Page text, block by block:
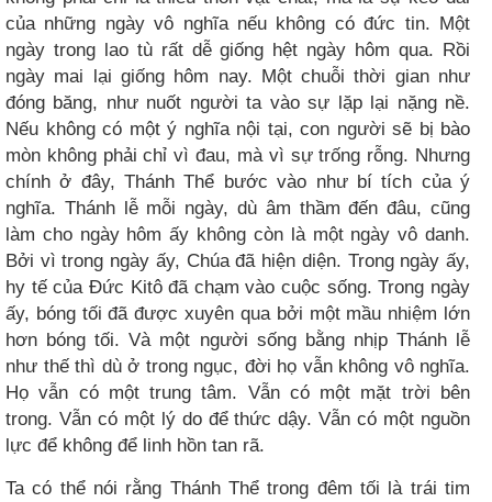
của những ngày vô nghĩa nếu không có đức tin. Một
ngày trong lao tù rất dễ giống hệt ngày hôm qua. Rồi
ngày mai lại giống hôm nay. Một chuỗi thời gian như
đóng băng, như nuốt người ta vào sự lặp lại nặng nề.
Nếu không có một ý nghĩa nội tại, con người sẽ bị bào
mòn không phải chỉ vì đau, mà vì sự trống rỗng. Nhưng
chính ở đây, Thánh Thể bước vào như bí tích của ý
nghĩa. Thánh lễ mỗi ngày, dù âm thầm đến đâu, cũng
làm cho ngày hôm ấy không còn là một ngày vô danh.
Bởi vì trong ngày ấy, Chúa đã hiện diện. Trong ngày ấy,
hy tế của Đức Kitô đã chạm vào cuộc sống. Trong ngày
ấy, bóng tối đã được xuyên qua bởi một mầu nhiệm lớn
hơn bóng tối. Và một người sống bằng nhịp Thánh lễ
như thế thì dù ở trong ngục, đời họ vẫn không vô nghĩa.
Họ vẫn có một trung tâm. Vẫn có một mặt trời bên
trong. Vẫn có một lý do để thức dậy. Vẫn có một nguồn
lực để không để linh hồn tan rã.
Ta có thể nói rằng Thánh Thể trong đêm tối là trái tim